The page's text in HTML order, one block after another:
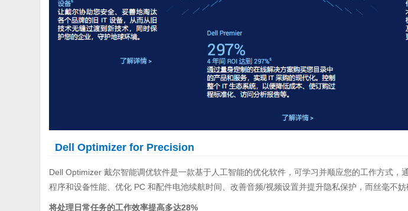
Dell Optimizer for Precision
Dell Optimizer 戴尔智能调优软件是一款基于人工智能的优化软件，可学习并顺应您的工作方式，
程序和设备性能、优化 PC 和配件电池续航时间、改善音频/视频设置并提升隐私保护，而丝毫不妨
将处理日常任务的工作效率提高多达28%